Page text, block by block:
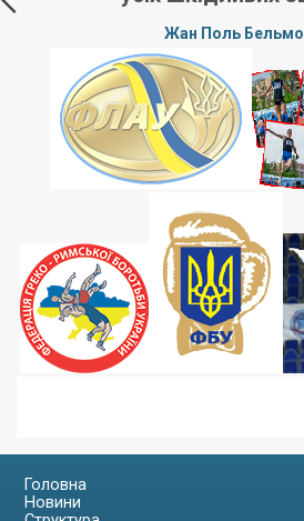
Жан Поль
Головна
Новини